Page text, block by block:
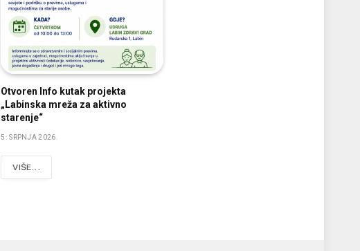
Otvoren Info kutak projekta
„Labinska mreža za aktivno
starenje“
5. SRPNJA 2026.
VIŠE...